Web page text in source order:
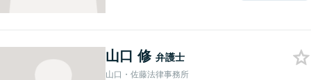
ぐように、丁寧にお悩みをお
伺いいたします。
山口 修 弁護士
山口・佐藤法律事務所